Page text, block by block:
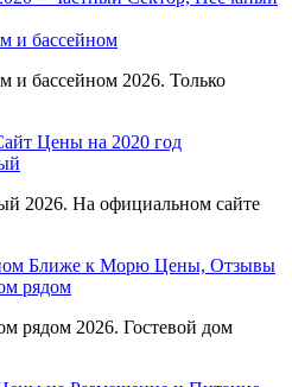
и бассейном
и бассейном 2026. Только
2026. На официальном сайте
рядом
рядом 2026. Гостевой дом